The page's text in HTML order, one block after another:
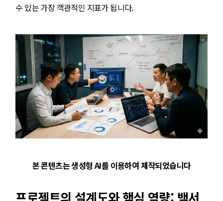
수 있는 가장 객관적인 지표가 됩니다.
본 콘텐츠는 생성형 AI를 이용하여 제작되었습니다
프로젝트의 설계도와 핵심 역량: 백서